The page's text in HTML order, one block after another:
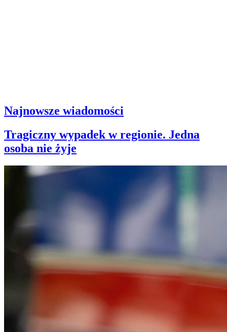
Najnowsze wiadomości
Tragiczny wypadek w regionie. Jedna
osoba nie żyje